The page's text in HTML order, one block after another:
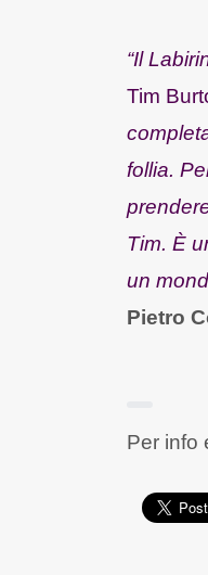
“Il
Tim
follia.
Tim. È
un
Pietro
Per info